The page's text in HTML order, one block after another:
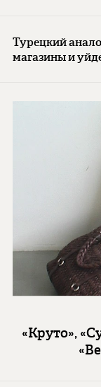
Турецкий
магазины и
«Круто»,